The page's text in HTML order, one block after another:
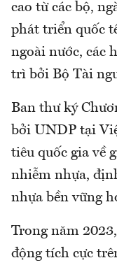
cao từ các bộ,
phát triển quốc
ngoài nước, các
trì bởi Bộ Tài
Ban thư ký
bởi UNDP tại
tiêu quốc gia về
nhiễm nhựa,
nhựa bền vững
Trong năm
động tích cực